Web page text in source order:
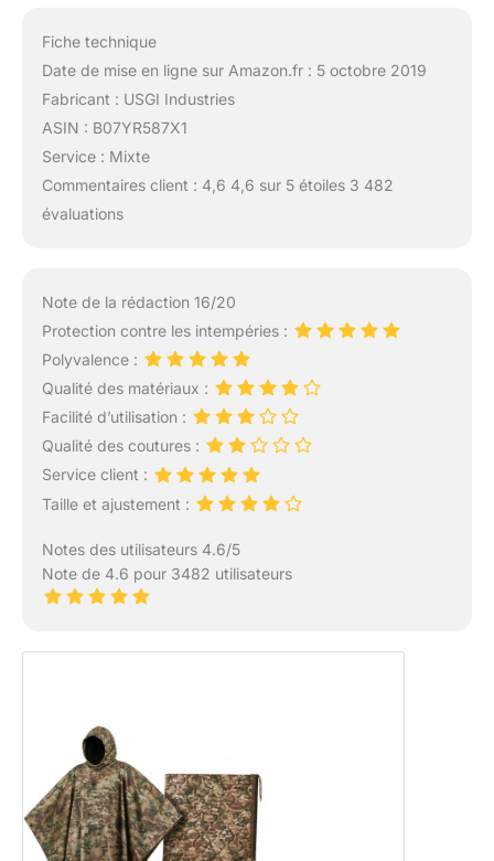
Fiche technique
Date de mise en ligne sur Amazon.fr : 5 octobre 2019
Fabricant : USGI Industries
ASIN : B07YR587X1
Service : Mixte
Commentaires client : 4,6 4,6 sur 5 étoiles 3 482
évaluations
Note de la rédaction 16/20
Protection contre les intempéries :
Polyvalence :
Qualité des matériaux :
Facilité d’utilisation :
Qualité des coutures :
Service client :
Taille et ajustement :
Notes des utilisateurs 4.6/5
Note de 4.6 pour 3482 utilisateurs